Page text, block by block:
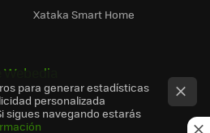
Xataka Smart Home
para generar estadísticas
personalizada
sigues navegando estarás